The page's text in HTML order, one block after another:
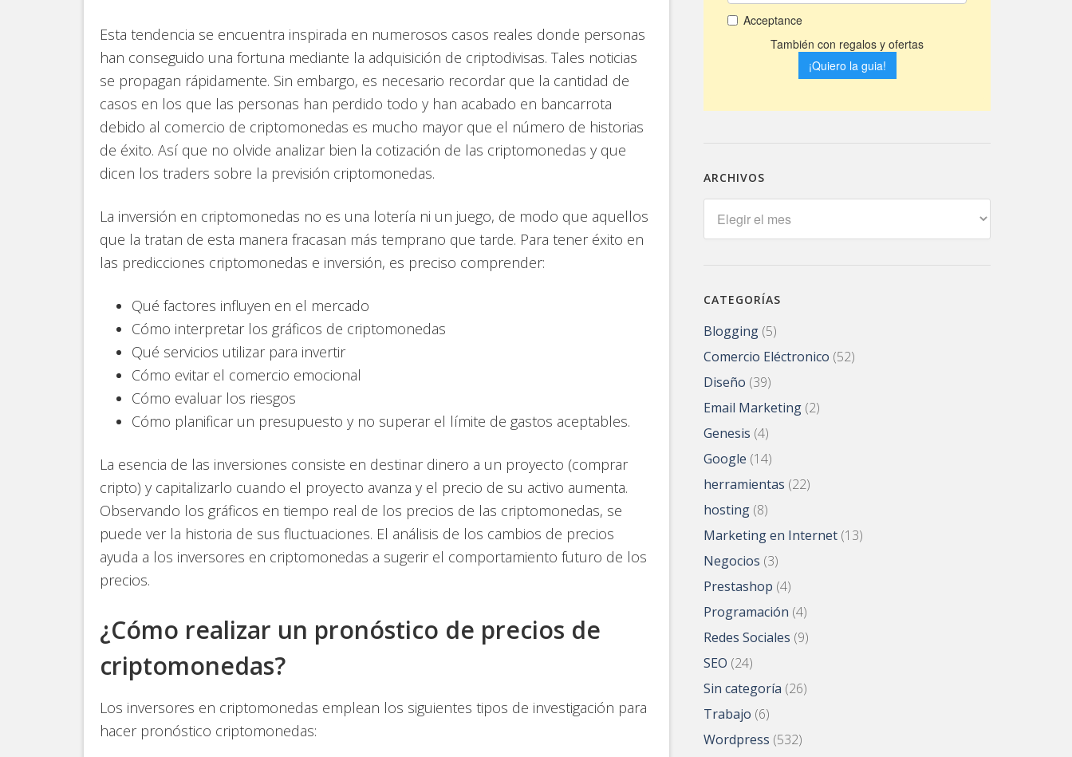
Esta tendencia se encuentra inspirada en numerosos casos reales donde personas
han conseguido una fortuna mediante la adquisición de criptodivisas. Tales noticias
se propagan rápidamente. Sin embargo, es necesario recordar que la cantidad de
casos en los que las personas han perdido todo y han acabado en bancarrota
debido al comercio de criptomonedas es mucho mayor que el número de historias
de éxito. Así que no olvide analizar bien la cotización de las criptomonedas y que
dicen los traders sobre la previsión criptomonedas.
La inversión en criptomonedas no es una lotería ni un juego, de modo que aquellos
que la tratan de esta manera fracasan más temprano que tarde. Para tener éxito en
las predicciones criptomonedas e inversión, es preciso comprender:
Qué factores influyen en el mercado
Cómo interpretar los gráficos de criptomonedas
Qué servicios utilizar para invertir
Cómo evitar el comercio emocional
Cómo evaluar los riesgos
Cómo planificar un presupuesto y no superar el límite de gastos aceptables.
La esencia de las inversiones consiste en destinar dinero a un proyecto (comprar
cripto) y capitalizarlo cuando el proyecto avanza y el precio de su activo aumenta.
Observando los gráficos en tiempo real de los precios de las criptomonedas, se
puede ver la historia de sus fluctuaciones. El análisis de los cambios de precios
ayuda a los inversores en criptomonedas a sugerir el comportamiento futuro de los
precios.
¿Cómo realizar un pronóstico de precios de
criptomonedas?
Los inversores en criptomonedas emplean los siguientes tipos de investigación para
hacer pronóstico criptomonedas:
ARCHIVOS
CATEGORÍAS
Blogging (5)
Comercio Eléctronico (52)
Diseño (39)
Email Marketing (2)
Genesis (4)
Google (14)
herramientas (22)
hosting (8)
Marketing en Internet (13)
Negocios (3)
Prestashop (4)
Programación (4)
Redes Sociales (9)
SEO (24)
Sin categoría (26)
Trabajo (6)
Wordpress (532)